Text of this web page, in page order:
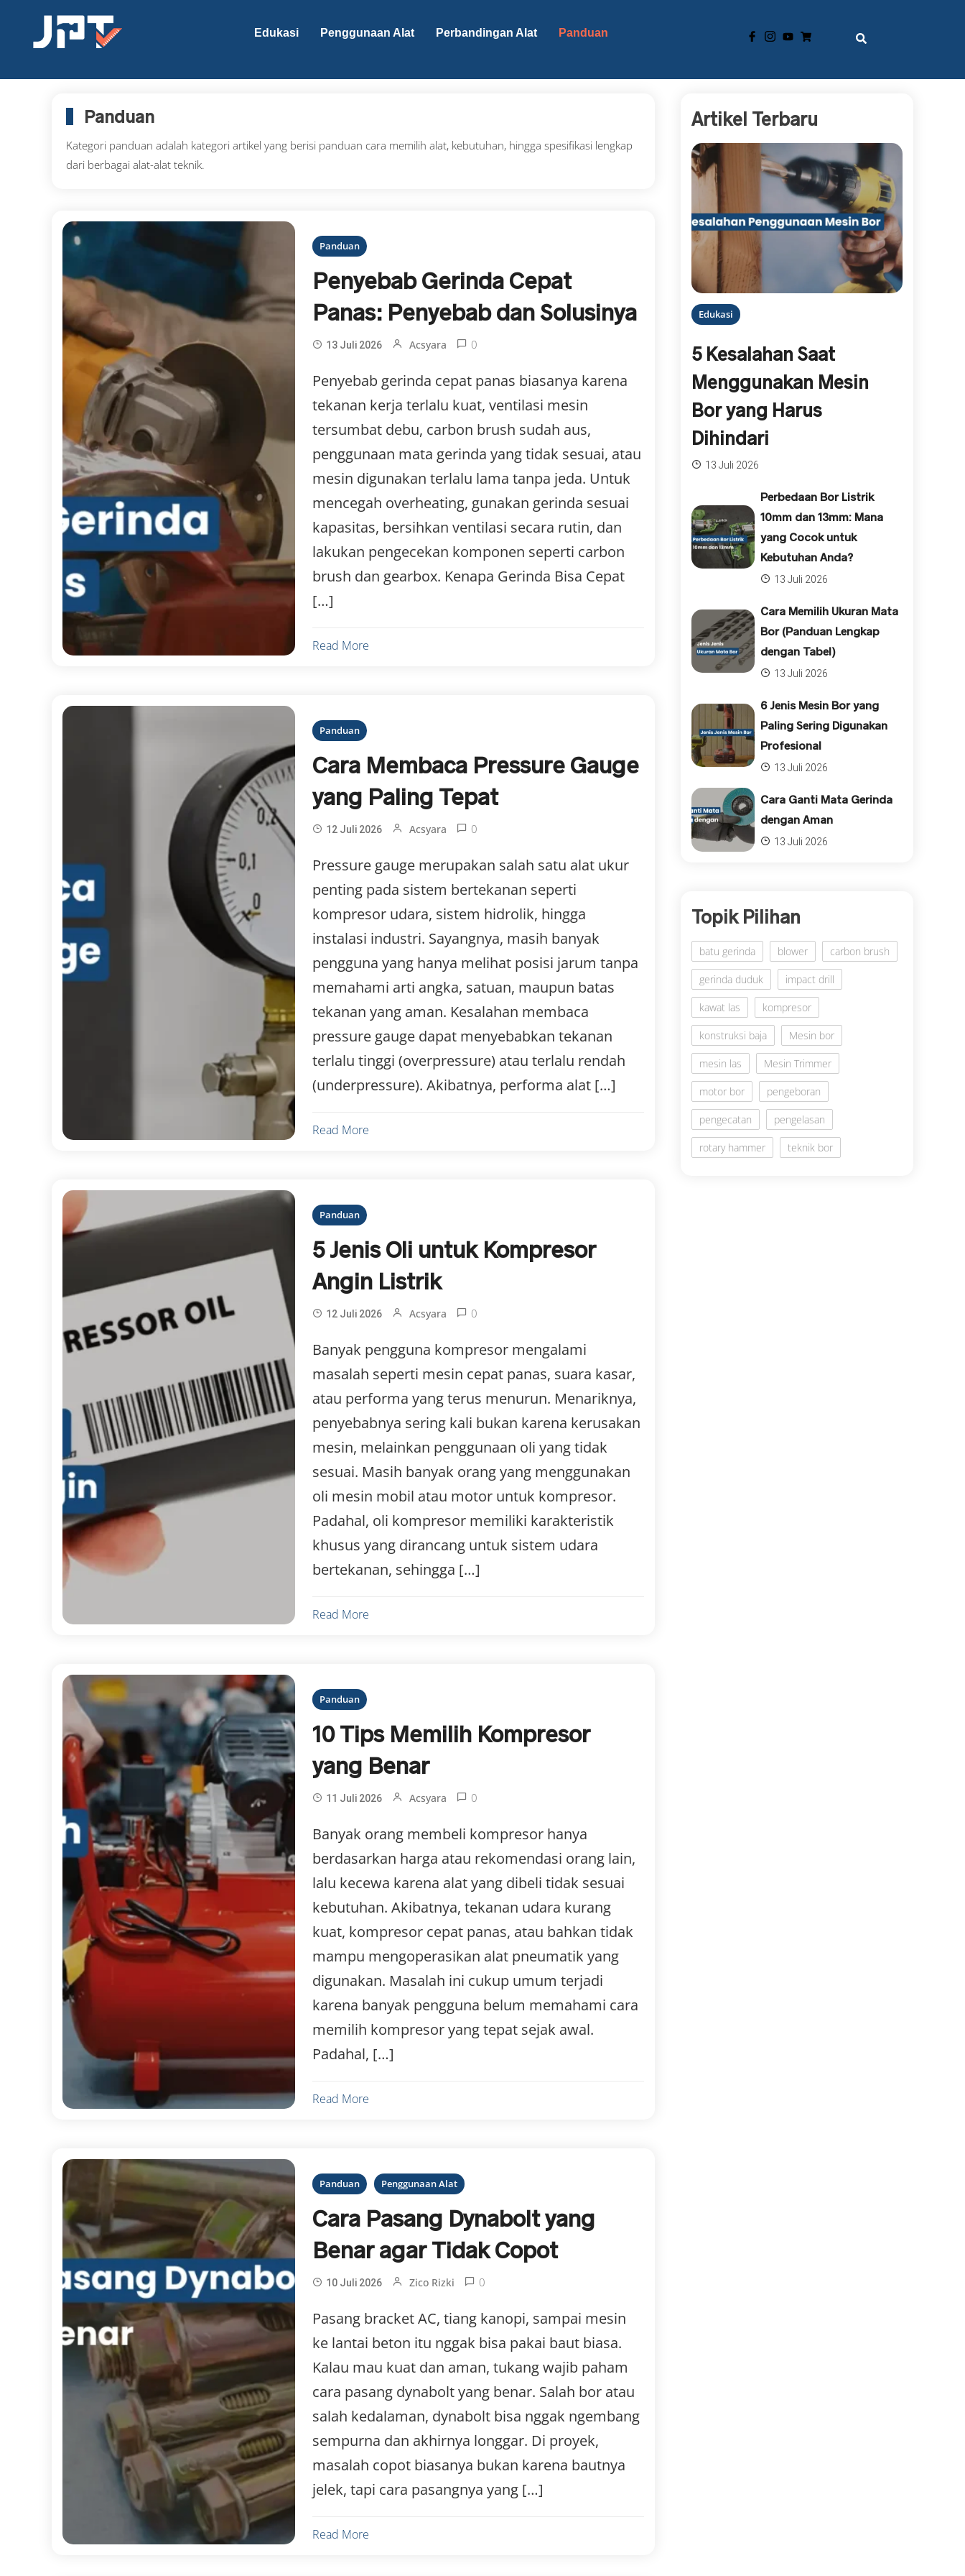
Edukasi Penggunaan Alat Perbandingan Alat Panduan
Panduan
Kategori panduan adalah kategori artikel yang berisi panduan cara memilih alat, kebutuhan, hingga spesifikasi lengkap
dari berbagai alat-alat teknik.
Panduan
Penyebab Gerinda Cepat
Panas: Penyebab dan Solusinya
13 Juli 2026 Acsyara 0
Penyebab gerinda cepat panas biasanya karena
tekanan kerja terlalu kuat, ventilasi mesin
tersumbat debu, carbon brush sudah aus,
penggunaan mata gerinda yang tidak sesuai, atau
mesin digunakan terlalu lama tanpa jeda. Untuk
mencegah overheating, gunakan gerinda sesuai
kapasitas, bersihkan ventilasi secara rutin, dan
lakukan pengecekan komponen seperti carbon
brush dan gearbox. Kenapa Gerinda Bisa Cepat
[…]
Read More
Panduan
Cara Membaca Pressure Gauge
yang Paling Tepat
12 Juli 2026 Acsyara 0
Pressure gauge merupakan salah satu alat ukur
penting pada sistem bertekanan seperti
kompresor udara, sistem hidrolik, hingga
instalasi industri. Sayangnya, masih banyak
pengguna yang hanya melihat posisi jarum tanpa
memahami arti angka, satuan, maupun batas
tekanan yang aman. Kesalahan membaca
pressure gauge dapat menyebabkan tekanan
terlalu tinggi (overpressure) atau terlalu rendah
(underpressure). Akibatnya, performa alat […]
Read More
Panduan
5 Jenis Oli untuk Kompresor
Angin Listrik
12 Juli 2026 Acsyara 0
Banyak pengguna kompresor mengalami
masalah seperti mesin cepat panas, suara kasar,
atau performa yang terus menurun. Menariknya,
penyebabnya sering kali bukan karena kerusakan
mesin, melainkan penggunaan oli yang tidak
sesuai. Masih banyak orang yang menggunakan
oli mesin mobil atau motor untuk kompresor.
Padahal, oli kompresor memiliki karakteristik
khusus yang dirancang untuk sistem udara
bertekanan, sehingga […]
Read More
Panduan
10 Tips Memilih Kompresor
yang Benar
11 Juli 2026 Acsyara 0
Banyak orang membeli kompresor hanya
berdasarkan harga atau rekomendasi orang lain,
lalu kecewa karena alat yang dibeli tidak sesuai
kebutuhan. Akibatnya, tekanan udara kurang
kuat, kompresor cepat panas, atau bahkan tidak
mampu mengoperasikan alat pneumatik yang
digunakan. Masalah ini cukup umum terjadi
karena banyak pengguna belum memahami cara
memilih kompresor yang tepat sejak awal.
Padahal, […]
Read More
Panduan Penggunaan Alat
Cara Pasang Dynabolt yang
Benar agar Tidak Copot
10 Juli 2026 Zico Rizki 0
Pasang bracket AC, tiang kanopi, sampai mesin
ke lantai beton itu nggak bisa pakai baut biasa.
Kalau mau kuat dan aman, tukang wajib paham
cara pasang dynabolt yang benar. Salah bor atau
salah kedalaman, dynabolt bisa nggak ngembang
sempurna dan akhirnya longgar. Di proyek,
masalah copot biasanya bukan karena bautnya
jelek, tapi cara pasangnya yang […]
Read More
Artikel Terbaru
Edukasi
5 Kesalahan Saat
Menggunakan Mesin
Bor yang Harus
Dihindari
13 Juli 2026
Perbedaan Bor Listrik
10mm dan 13mm: Mana
yang Cocok untuk
Kebutuhan Anda?
13 Juli 2026
Cara Memilih Ukuran Mata
Bor (Panduan Lengkap
dengan Tabel)
13 Juli 2026
6 Jenis Mesin Bor yang
Paling Sering Digunakan
Profesional
13 Juli 2026
Cara Ganti Mata Gerinda
dengan Aman
13 Juli 2026
Topik Pilihan
batu gerinda blower carbon brush
gerinda duduk impact drill
kawat las kompresor
konstruksi baja Mesin bor
mesin las Mesin Trimmer
motor bor pengeboran
pengecatan pengelasan
rotary hammer teknik bor